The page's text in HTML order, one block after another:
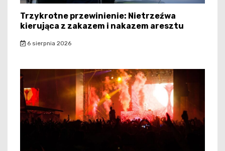
Trzykrotne przewinienie: Nietrzeźwa
kierująca z zakazem i nakazem aresztu
6 sierpnia 2026